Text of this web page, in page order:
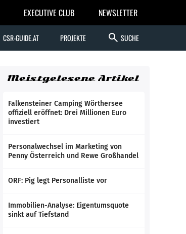
EXECUTIVE CLUB NEWSLETTER
CSR-GUIDE.AT PROJEKTE search SUCHE
Meistgelesene Artikel
Falkensteiner Camping Wörthersee
offiziell eröffnet: Drei Millionen Euro
investiert
Personalwechsel im Marketing von
Penny Österreich und Rewe Großhandel
ORF: Pig legt Personalliste vor
Immobilien-Analyse: Eigentumsquote
sinkt auf Tiefstand